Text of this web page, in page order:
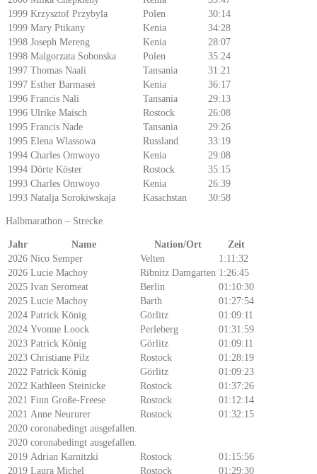
1999 Krzysztof Przybyla Polen
30:14
1999 Mary Ptikany Kenia
34:28
1998 Joseph Mereng Kenia
28:07
1998 Malgorzata Sobonska Polen
35:24
1997 Thomas Naali Tansania
31:21
1997 Esther Barmasei Kenia
36:17
1996 Francis Nali Tansania
29:13
1996 Ulrike Maisch Rostock
26:08
1995 Francis Nade Tansania
29:26
1995 Elena Wlassowa Russland
33:19
1994 Charles Omwoyo Kenia
29:08
1994 Dörte Köster Rostock
35:15
1993 Charles Omwoyo Kenia
26:39
1993 Natalja Sorokiwskaja Kasachstan 30:58
Halbmarathon – Strecke
Jahr Name Nation/Ort
Zeit
2026 Nico Semper Velten
1:11:32
2026 Lucie Machoy Ribnitz Damgarten 1:26:45
2025 Ivan Seromeat Berlin
01:10:30
2025 Lucie Machoy Barth
01:27:54
2024 Patrick König Görlitz
01:09:11
2024 Yvonne Loock Perleberg
01:31:59
2023 Patrick König Görlitz
01:09:11
2023 Christiane Pilz Rostock
01:28:19
2022 Patrick König Görlitz
01:09:23
2022 Kathleen Steinicke Rostock
01:37:26
2021 Finn Große-Freese Rostock
01:12:14
2021 Anne Neururer Rostock
01:32:15
2020 coronabedingt ausgefallen.
2020 coronabedingt ausgefallen.
2019 Adrian Karnitzki Rostock
01:15:56
2019 Laura Michel Rostock 01:29:30